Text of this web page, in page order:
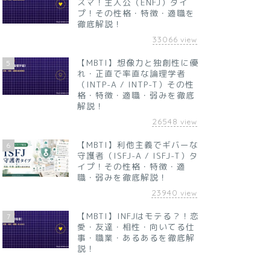
プ！その性格・特徴・適職を
徹底解説！
33066 view
5
【MBTI】想像力と独創性に優
れ・正直で率直な論理学者
（INTP-A / INTP-T）その性
格・特徴・適職・弱みを徹底
解説！
26548 view
6
【MBTI】利他主義でギバーな
守護者（ISFJ-A / ISFJ-T）タ
イプ！その性格・特徴・適
職・弱みを徹底解説！
23940 view
7
【MBTI】INFJはモテる？！恋
愛・友達・相性・向いてる仕
事・職業・あるあるを徹底解
説！